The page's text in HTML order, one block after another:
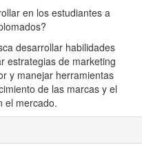
en los estudiantes a
desarrollar habilidades
estrategias de marketing
y manejar herramientas
de las marcas y el
el mercado.